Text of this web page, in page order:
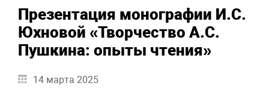
Презентация монографии И.С.
Юхновой «Творчество А.С.
Пушкина: опыты чтения»
14 марта 2025